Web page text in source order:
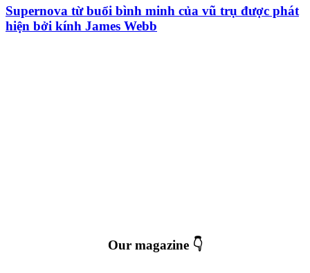
Supernova từ buổi bình minh của vũ trụ được phát
hiện bởi kính James Webb
Our magazine 👇